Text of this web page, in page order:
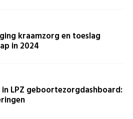
kraamzorg en toeslag
in 2024
LPZ geboortezorgdashboard: